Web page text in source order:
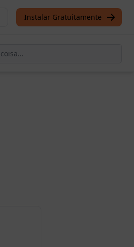
Instalar Gratuitamente